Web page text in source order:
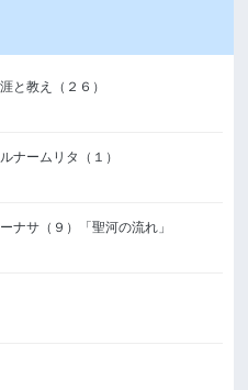
と教え（２６）
ナームリタ（１）
ナサ（９）「聖河の流れ」